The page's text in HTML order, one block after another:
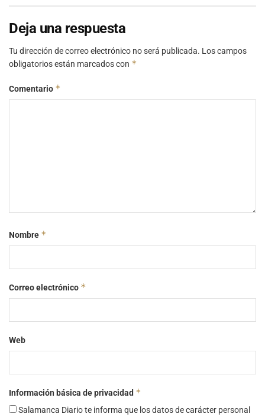
Deja una respuesta
Tu dirección de correo electrónico no será publicada. Los campos
obligatorios están marcados con *
Comentario *
Nombre *
Correo electrónico *
Web
Información básica de privacidad *
Salamanca Diario te informa que los datos de carácter personal